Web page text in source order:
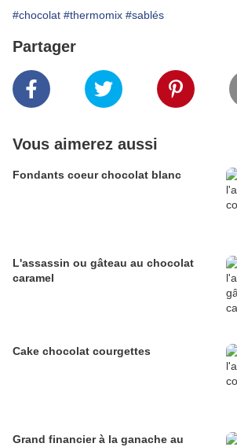
#chocolat #thermomix #sablés
Partager
Vous aimerez aussi
Fondants coeur chocolat blanc
L'assassin ou gâteau au chocolat
caramel
Cake chocolat courgettes
Grand financier à la ganache au